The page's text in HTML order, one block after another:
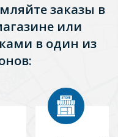
заказы в
или
в один из